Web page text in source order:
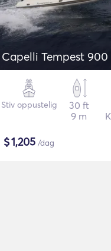
Capelli Tempest 900
Stiv oppustelig
30 ft
9 m
$1,205 /dag